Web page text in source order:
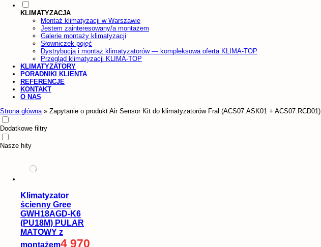
KLIMATYZACJA
Montaż klimatyzacji w Warszawie
Jestem zainteresowany/a montażem
Galerie montaży klimatyzacji
Słowniczek pojęć
Dystrybucja i montaż klimatyzatorów — kompleksowa oferta KLIMA-TOP
Przegląd klimatyzacji KLIMA-TOP
KLIMATYZATORY
PORADNIKI KLIENTA
REFERENCJE
KONTAKT
O NAS
Strona główna » Zapytanie o produkt Air Sensor Kit do klimatyzatorów Fral (ACS07.ASK01 + ACS07.RCD01)
Dodatkowe filtry
Nasze hity
Klimatyzator
ścienny Gree
GWH18AGD-K6
(PU18M) PULAR
MATOWY z
montażem4 970